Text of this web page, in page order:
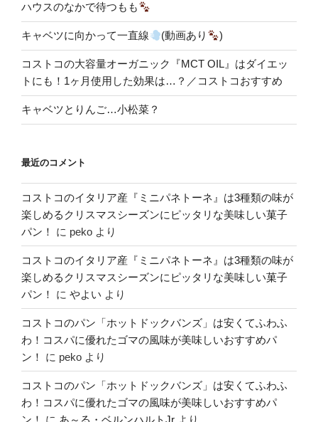
ハウスのなかで待つもも
キャベツに向かって一直線 (動画あり )
コストコの大容量オーガニック『MCT OIL』はダイエッ
トにも！1ヶ月使用した効果は…？／コストコおすすめ
キャベツとりんご…小松菜？
最近のコメント
コストコのイタリア産『ミニパネトーネ』は3種類の味が
楽しめるクリスマスシーズンにピッタリな美味しい菓子
パン！
に peko より
コストコのイタリア産『ミニパネトーネ』は3種類の味が
楽しめるクリスマスシーズンにピッタリな美味しい菓子
パン！
に やよい より
コストコのパン「ホットドックバンズ」は安くてふわふ
わ！コスパに優れたゴマの風味が美味しいおすすめパ
ン！
に peko より
コストコのパン「ホットドックバンズ」は安くてふわふ
わ！コスパに優れたゴマの風味が美味しいおすすめパ
ン！
に あ～る・ベルンハルトJr より